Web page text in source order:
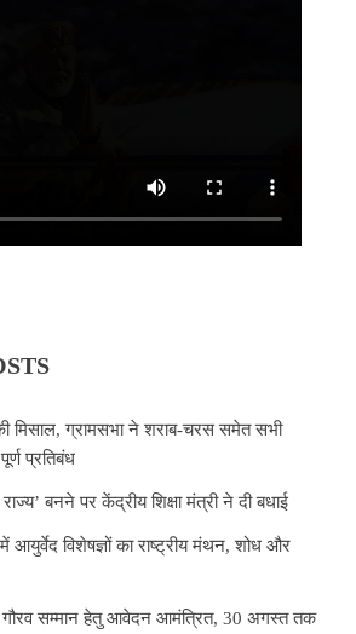
मिसाल, ग्रामसभा ने शराब-चरस समेत सभी
प्रतिबंध
बनने पर केंद्रीय शिक्षा मंत्री ने दी बधाई
विशेषज्ञों का राष्ट्रीय मंथन, शोध और
सम्मान हेतु आवेदन आमंत्रित, 30 अगस्त तक